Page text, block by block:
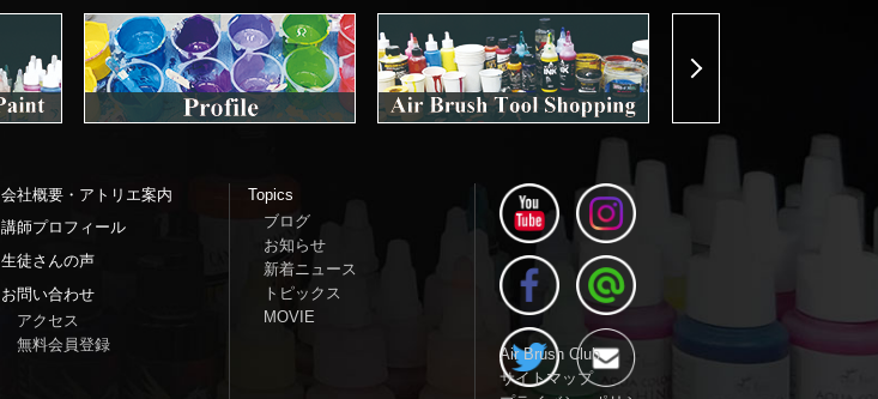
会社概要・アトリエ案内
講師プロフィール
生徒さんの声
お問い合わせ
アクセス
無料会員登録
Topics
ブログ
お知らせ
新着ニュース
トピックス
MOVIE
Air Brush Club
サイトマップ